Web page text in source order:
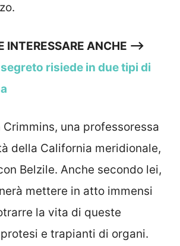
INTERESSARE ANCHE –>
risiede in due tipi di
Crimmins, una professoressa
della California meridionale,
Belzile. Anche secondo lei,
mettere in atto immensi
la vita di queste
e trapianti di organi.